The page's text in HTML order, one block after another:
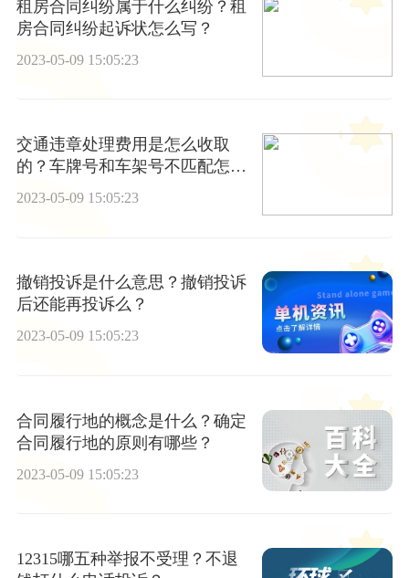
租房合同纠纷属于什么纠纷？租
房合同纠纷起诉状怎么写？
2023-05-09 15:05:23
交通违章处理费用是怎么收取
的？车牌号和车架号不匹配怎么
回事？
2023-05-09 15:05:23
撤销投诉是什么意思？撤销投诉
后还能再投诉么？
2023-05-09 15:05:23
合同履行地的概念是什么？确定
合同履行地的原则有哪些？
2023-05-09 15:05:23
12315哪五种举报不受理？不退